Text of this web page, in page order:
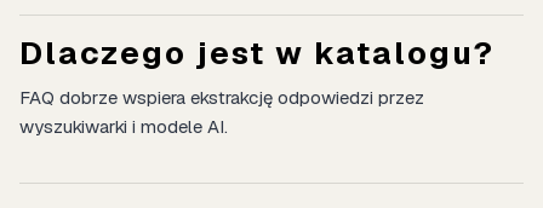
Dlaczego jest w katalogu?
FAQ dobrze wspiera ekstrakcję odpowiedzi przez
wyszukiwarki i modele AI.